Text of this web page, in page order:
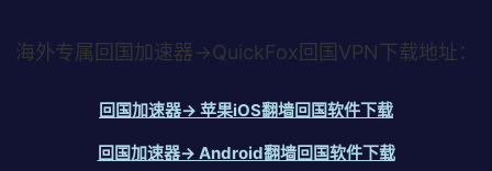
海外专属回国加速器→QuickFox回国VPN下载地址：
回国加速器→ 苹果iOS翻墙回国软件下载
回国加速器→ Android翻墙回国软件下载